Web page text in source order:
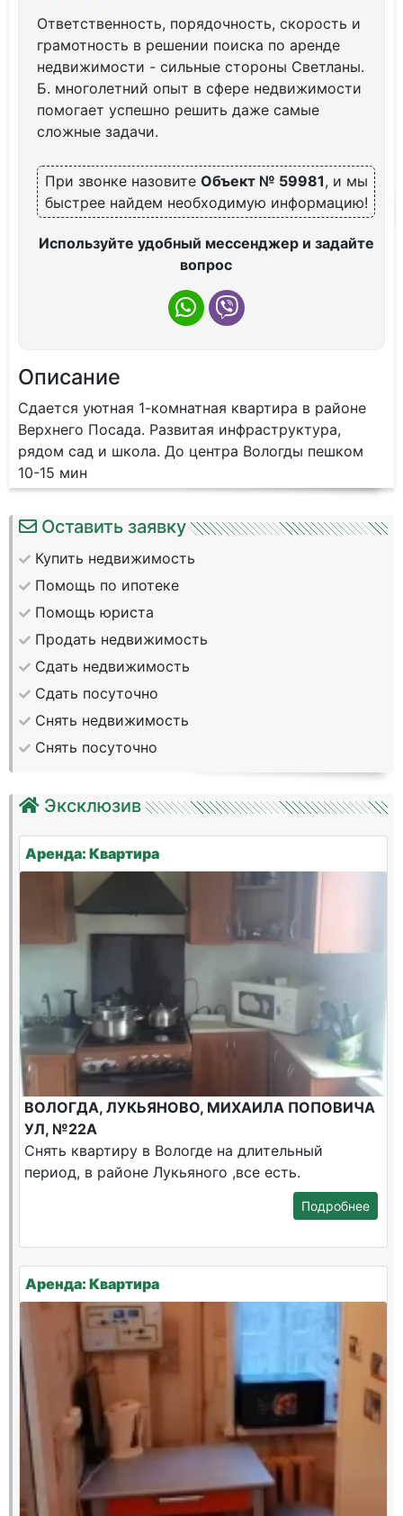
Ответственность, порядочность, скорость и
грамотность в решении поиска по аренде
недвижимости - сильные стороны Светланы.
Б. многолетний опыт в сфере недвижимости
помогает успешно решить даже самые
сложные задачи.
При звонке назовите Объект № 59981, и мы
быстрее найдем необходимую информацию!
Используйте удобный мессенджер и задайте
вопрос
Описание
Сдается уютная 1-комнатная квартира в районе
Верхнего Посада. Развитая инфраструктура,
рядом сад и школа. До центра Вологды пешком
10-15 мин
Оставить заявку
Купить недвижимость
Помощь по ипотеке
Помощь юриста
Продать недвижимость
Сдать недвижимость
Сдать посуточно
Снять недвижимость
Снять посуточно
Эксклюзив
Аренда: Квартира
ВОЛОГДА, ЛУКЬЯНОВО, МИХАИЛА ПОПОВИЧА
УЛ, №22А
Снять квартиру в Вологде на длительный
период, в районе Лукьяного ,все есть.
Подробнее
Аренда: Квартира